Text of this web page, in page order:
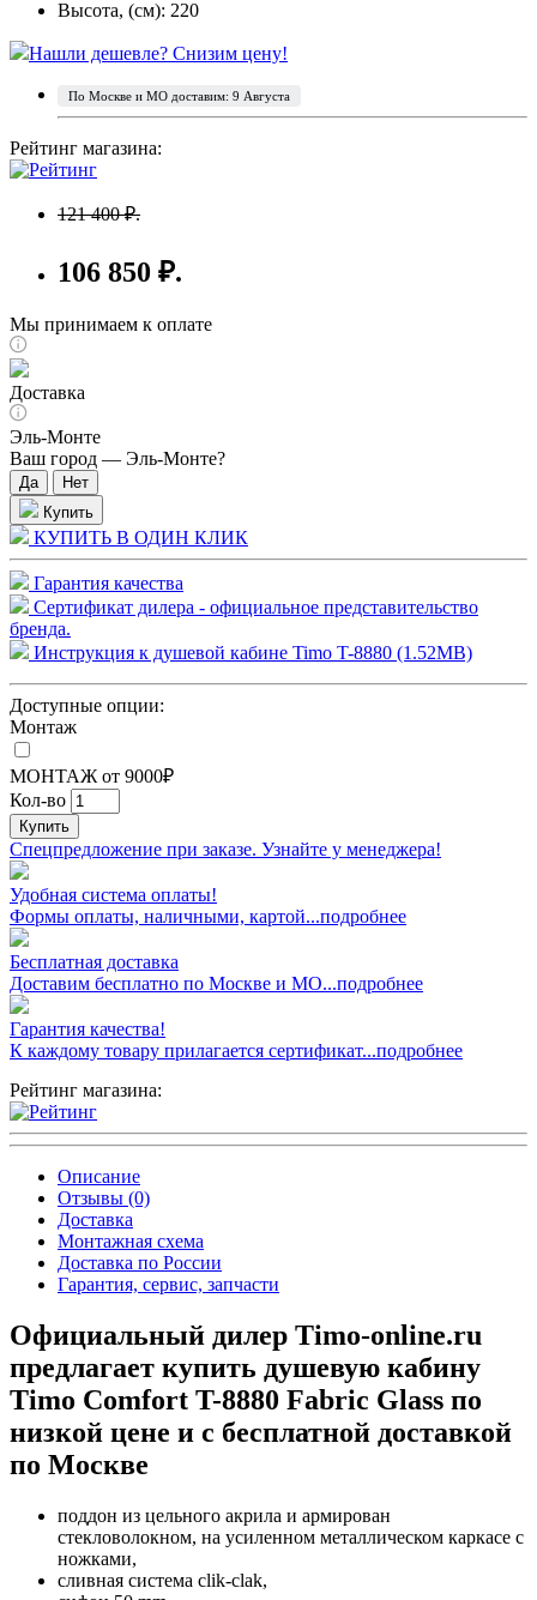
Высота, (см): 220
Нашли дешевле? Снизим цену!
По Москве и МО доставим: 9 Августа
Рейтинг магазина:
121 400 ₽.
106 850 ₽.
Мы принимаем к оплате
Доставка
Эль-Монте
Ваш город — Эль-Монте?
Купить
КУПИТЬ В ОДИН КЛИК
Гарантия качества
Сертификат дилера - официальное представительство
бренда.
Инструкция к душевой кабине Timo T-8880 (1.52MB)
Доступные опции:
Монтаж
МОНТАЖ от 9000₽
Кол-во
Купить
Спецпредложение при заказе. Узнайте у менеджера!
Удобная система оплаты!
Формы оплаты, наличными, картой...подробнее
Бесплатная доставка
Доставим бесплатно по Москве и МО...подробнее
Гарантия качества!
К каждому товару прилагается сертификат...подробнее
Рейтинг магазина:
Описание
Отзывы (0)
Доставка
Монтажная схема
Доставка по России
Гарантия, сервис, запчасти
Официальный дилер Timo-online.ru
предлагает купить душевую кабину
Timo Comfort T-8880 Fabric Glass по
низкой цене и с бесплатной доставкой
по Москве
поддон из цельного акрила и армирован
стекловолокном, на усиленном металлическом каркасе с
ножками,
сливная система clik-clak,